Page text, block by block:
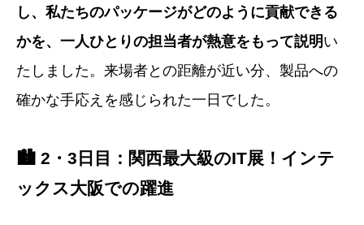
し、私たちのパッケージがどのように貢献できる
かを、一人ひとりの担当者が熱意をもって説明 い
たしました。来場者との距離が近い分、製品への
確かな手応えを感じられた一日でした。
🏙️ 2・3日目：関西最大級のIT展！インテ
ックス大阪での躍進